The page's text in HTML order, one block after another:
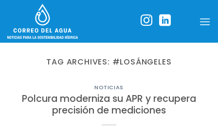
content
TAG ARCHIVES: #LOSÁNGELES
NOTICIAS
Polcura moderniza su APR y recupera
precisión de mediciones